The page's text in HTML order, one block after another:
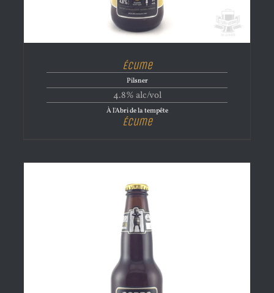
Écume
Pilsner
4.8% alc/vol
À l'Abri de la tempête
Écume